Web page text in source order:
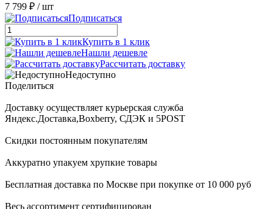
7 799 ₽ / шт
Подписаться
Купить в 1 клик
Нашли дешевле
Рассчитать доставку
Недоступно
Поделиться
Доставку осуществляет курьерская служба
Яндекс.Доставка,Boxberry, СДЭК и 5POST
Скидки постоянным покупателям
Аккуратно упакуем хрупкие товары
Бесплатная доставка по Москве при покупке от 10 000 руб
Весь ассортимент сертифицирован